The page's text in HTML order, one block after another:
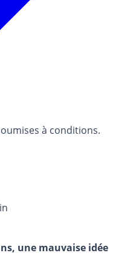
à conditions.
une mauvaise idée